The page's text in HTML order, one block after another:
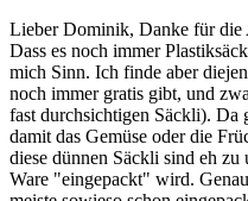
Lieber Dominik, Danke für die
Dass es noch immer
mich Sinn. Ich finde aber
noch immer gratis gibt, und
fast durchsichtigen Säckli). Da
damit das Gemüse oder die
diese dünnen Säckli sind eh zu
Ware "eingepackt" wird.